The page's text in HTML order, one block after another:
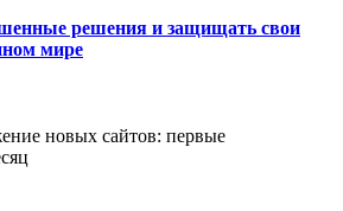
решения и защищать свои
мире